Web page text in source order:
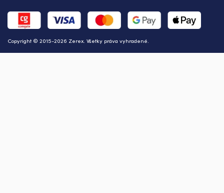
Copyright © 2015-2026 Zerex. Všetky práva vyhradené.